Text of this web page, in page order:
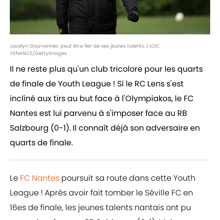
Jocelyn Gourvennec peut être fier de ses jeunes talents. | LOIC
VENANCE/GettyImages
Il ne reste plus qu'un club tricolore pour les quarts
de finale de Youth League ! Si le RC Lens s'est
incliné aux tirs au but face à l'Olympiakos, le FC
Nantes est lui parvenu à s'imposer face au RB
Salzbourg (0-1). Il connaît déjà son adversaire en
quarts de finale.
Le FC Nantes poursuit sa route dans cette Youth
League ! Après avoir fait tomber le Séville FC en
16es de finale, les jeunes talents nantais ont pu